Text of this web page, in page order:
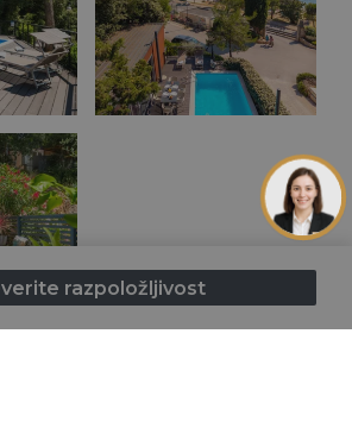
razpoložljivost